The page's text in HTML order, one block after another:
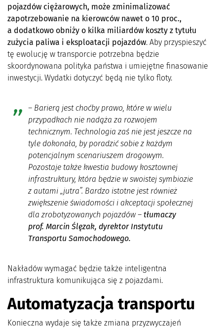
pojazdów ciężarowych, może zminimalizować
zapotrzebowanie na kierowców nawet o 10 proc.,
a dodatkowo obniży o kilka miliardów koszty z tytułu
zużycia paliwa i eksploatacji pojazdów. Aby przyspieszyć
tę ewolucję w transporcie potrzebna będzie
skoordynowana polityka państwa i umiejętne finasowanie
inwestycji. Wydatki dotyczyć będą nie tylko floty.
– Barierą jest choćby prawo, które w wielu
przypadkach nie nadąża za rozwojem
technicznym. Technologia zaś nie jest jeszcze na
tyle dokonała, by poradzić sobie z każdym
potencjalnym scenariuszem drogowym.
Pozostaje także kwestia budowy kosztownej
infrastruktury, która będzie w swoistej symbiozie
z autami „jutra”. Bardzo istotne jest również
zwiększenie świadomości i akceptacji społecznej
dla zrobotyzowanych pojazdów– tłumaczy
prof. Marcin Ślęzak, dyrektor Instytutu
Transportu Samochodowego.
Nakładów wymagać będzie także inteligentna
infrastruktura komunikująca się z pojazdami.
Automatyzacja transportu
Konieczna wydaje się także zmiana przyzwyczajeń